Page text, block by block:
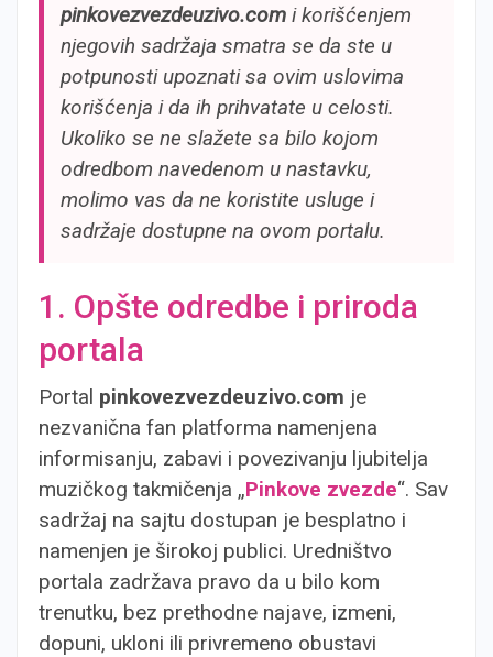
pinkovezvezdeuzivo.com i korišćenjem
njegovih sadržaja smatra se da ste u
potpunosti upoznati sa ovim uslovima
korišćenja i da ih prihvatate u celosti.
Ukoliko se ne slažete sa bilo kojom
odredbom navedenom u nastavku,
molimo vas da ne koristite usluge i
sadržaje dostupne na ovom portalu.
1. Opšte odredbe i priroda
portala
Portal pinkovezvezdeuzivo.com je
nezvanična fan platforma namenjena
informisanju, zabavi i povezivanju ljubitelja
muzičkog takmičenja „Pinkove zvezde“. Sav
sadržaj na sajtu dostupan je besplatno i
namenjen je širokoj publici. Uredništvo
portala zadržava pravo da u bilo kom
trenutku, bez prethodne najave, izmeni,
dopuni, ukloni ili privremeno obustavi